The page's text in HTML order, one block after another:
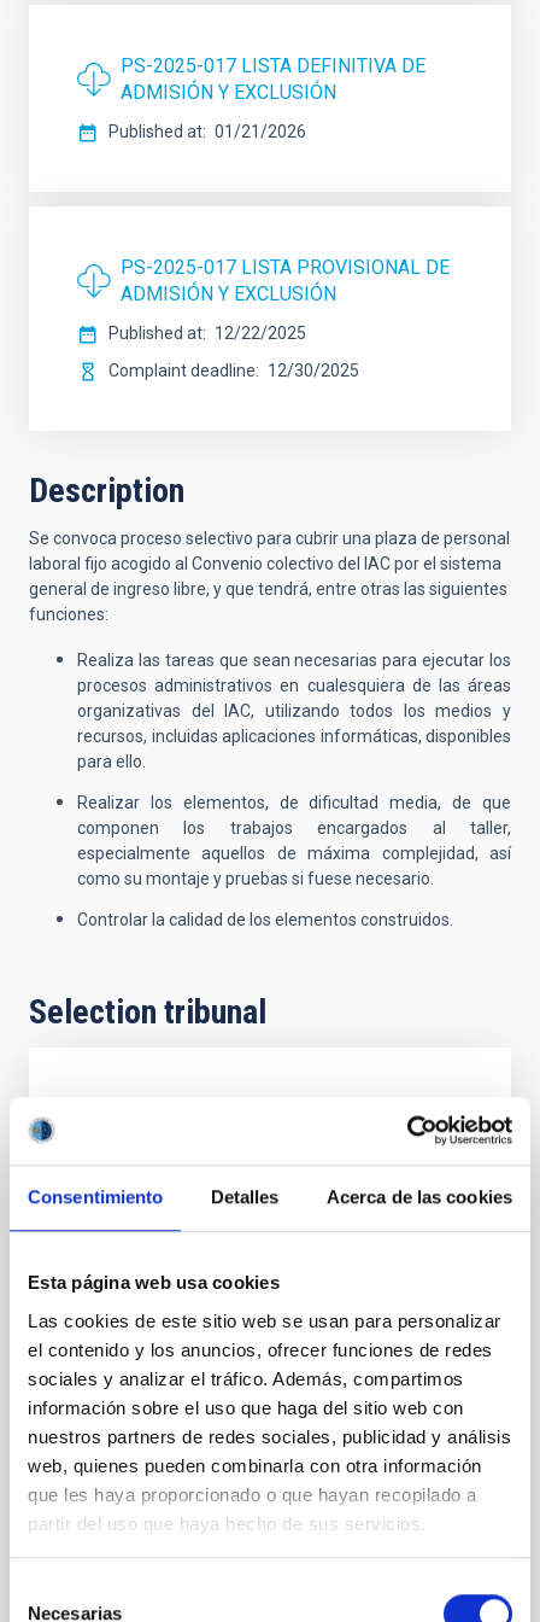
Consentimiento Detalles Acerca de las cookies
Esta página web usa cookies
Las cookies de este sitio web se usan para personalizar
el contenido y los anuncios, ofrecer funciones de redes
sociales y analizar el tráfico. Además, compartimos
información sobre el uso que haga del sitio web con
nuestros partners de redes sociales, publicidad y análisis
web, quienes pueden combinarla con otra información
que les haya proporcionado o que hayan recopilado a
partir del uso que haya hecho de sus servicios.
Necesarias
PS-2025-017 LISTA DEFINITIVA DE
ADMISIÓN Y EXCLUSIÓN
Published at 01/21/2026
PS-2025-017 LISTA PROVISIONAL DE
ADMISIÓN Y EXCLUSIÓN
Published at
12/22/2025
Complaint deadline
12/30/2025
Description
Se convoca proceso selectivo para cubrir una plaza de personal
laboral fijo acogido al Convenio colectivo del IAC por el sistema
general de ingreso libre, y que tendrá, entre otras las siguientes
funciones:
Realiza las tareas que sean necesarias para ejecutar los
procesos administrativos en cualesquiera de las áreas
organizativas del IAC, utilizando todos los medios y
recursos, incluidas aplicaciones informáticas, disponibles
para ello.
Realizar los elementos, de dificultad media, de que
componen los trabajos encargados al taller,
especialmente aquellos de máxima complejidad, así
como su montaje y pruebas si fuese necesario.
Controlar la calidad de los elementos construidos.
Selection tribunal
Canarias (IAC)
Jefe/a Departamento
Secretary
Zamora Sánchez
Instituto de Astrofísica de
Canarias (IAC)
Técnico/a I+D+I
Vocal
Maestro/a Taller Mto. Instrumental